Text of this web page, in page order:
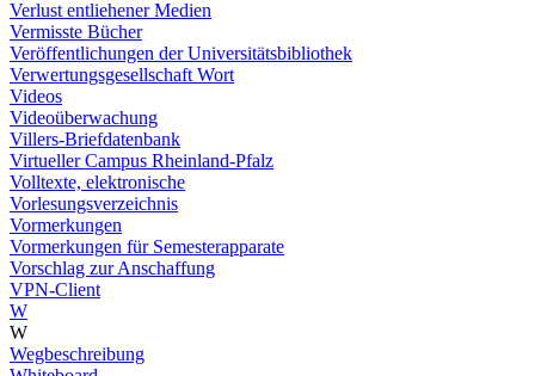
Verlust entliehener Medien
Vermisste Bücher
Veröffentlichungen der Universitätsbibliothek
Verwertungsgesellschaft Wort
Videos
Videoüberwachung
Villers-Briefdatenbank
Virtueller Campus Rheinland-Pfalz
Volltexte, elektronische
Vorlesungsverzeichnis
Vormerkungen
Vormerkungen für Semesterapparate
Vorschlag zur Anschaffung
VPN-Client
W
W
Wegbeschreibung